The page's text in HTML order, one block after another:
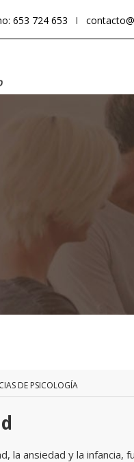
653 724 653
DE PSICOLOGÍA
la ansiedad y la